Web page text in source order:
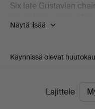
Six late Gustavian
made by Anders
Madrid's starting
bookshelf stands a
century. Add to this a
including a
Näytä lisää
Käynnissä olevat
LopullisetLajittele